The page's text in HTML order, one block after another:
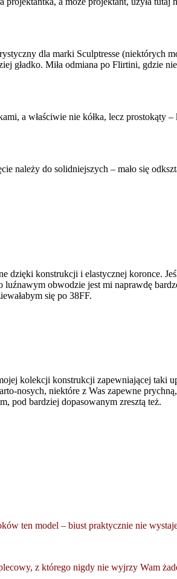
dla marki Sculptresse
gładko. Miła odmiana po Flirtini, gdzie
a właściwie nie kółka, lecz
należy do solidniejszych – mało się
dzięki konstrukcji i elastycznej koronce.
obwodzie jest mi naprawdę
się po 38FF.
kolekcji konstrukcji zapewniającej
nosych, niektóre z Was zapewne
pod bardziej dopasowanym zresztą też.
ten model – biust praktycznie nie
z którego nigdy nie wyjrzy Wam